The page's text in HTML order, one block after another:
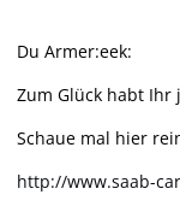
Du Armer:eek:
Zum Glück habt Ihr
Schaue mal hier
http://www.saab-